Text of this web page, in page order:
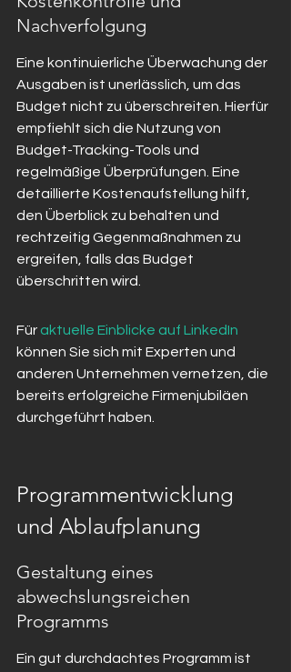
Nachverfolgung
Eine kontinuierliche Überwachung der
Ausgaben ist unerlässlich, um das
Budget nicht zu überschreiten. Hierfür
empfiehlt sich die Nutzung von
Budget-Tracking-Tools und
regelmäßige Überprüfungen. Eine
detaillierte Kostenaufstellung hilft,
den Überblick zu behalten und
rechtzeitig Gegenmaßnahmen zu
ergreifen, falls das Budget
überschritten wird.
Für aktuelle Einblicke auf LinkedIn
können Sie sich mit Experten und
anderen Unternehmen vernetzen, die
bereits erfolgreiche Firmenjubiläen
durchgeführt haben.
Programmentwicklung
und Ablaufplanung
Gestaltung eines
abwechslungsreichen
Programms
Ein gut durchdachtes Programm ist